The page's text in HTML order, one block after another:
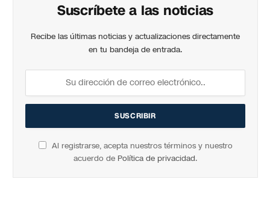
Suscríbete a las noticias
Recibe las últimas noticias y actualizaciones directamente
en tu bandeja de entrada.
Al registrarse, acepta nuestros términos y nuestro
acuerdo de Política de privacidad.